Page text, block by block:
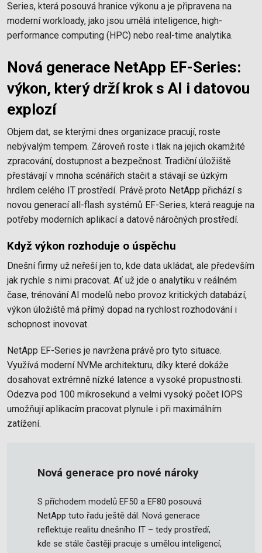
Series, která posouvá hranice výkonu a je připravena na
moderní workloady, jako jsou umělá inteligence, high-
performance computing (HPC) nebo real-time analytika.
Nová generace NetApp EF-Series:
výkon, který drží krok s AI i datovou
explozí
Objem dat, se kterými dnes organizace pracují, roste
nebývalým tempem. Zároveň roste i tlak na jejich okamžité
zpracování, dostupnost a bezpečnost. Tradiční úložiště
přestávají v mnoha scénářích stačit a stávají se úzkým
hrdlem celého IT prostředí. Právě proto NetApp přichází s
novou generací all-flash systémů EF-Series, která reaguje na
potřeby moderních aplikací a datově náročných prostředí.
Když výkon rozhoduje o úspěchu
Dnešní firmy už neřeší jen to, kde data ukládat, ale především
jak rychle s nimi pracovat. Ať už jde o analytiku v reálném
čase, trénování AI modelů nebo provoz kritických databází,
výkon úložiště má přímý dopad na rychlost rozhodování i
schopnost inovovat.
NetApp EF-Series je navržena právě pro tyto situace.
Využívá moderní NVMe architekturu, díky které dokáže
dosahovat extrémně nízké latence a vysoké propustnosti.
Odezva pod 100 mikrosekund a velmi vysoký počet IOPS
umožňují aplikacím pracovat plynule i při maximálním
zatížení.
Nová generace pro nové nároky
S příchodem modelů EF50 a EF80 posouvá
NetApp tuto řadu ještě dál. Nová generace
reflektuje realitu dnešního IT – tedy prostředí,
kde se stále častěji pracuje s umělou inteligencí,